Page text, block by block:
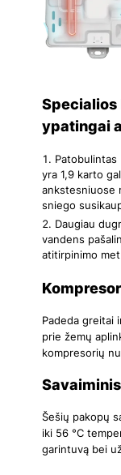
ypatingai
yra 1,9 karto
ankstesniuose
sniego
Daugiau
vandens
atitirpinimo
Padeda greitai
prie žemų
kompresorių
Šešių pakopų
iki 56 °C
garintuvą bei